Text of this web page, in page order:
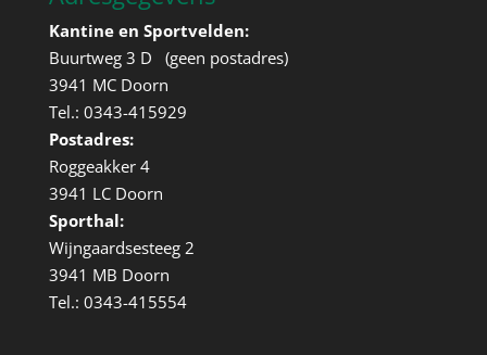
Kantine en Sportvelden:
Buurtweg 3 D (geen postadres)
3941 MC Doorn
Tel.: 0343-415929
Postadres:
Roggeakker 4
3941 LC Doorn
Sporthal:
Wijngaardsesteeg 2
3941 MB Doorn
Tel.: 0343-415554